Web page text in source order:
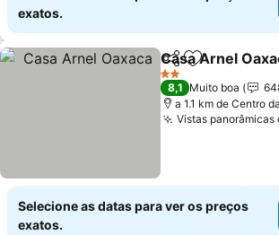
exatos.
PartilharAdicionar
Casa Arnel
2 Estrelas
8,1 Muito boa
a 1.1 km de Centro
Vistas panorâmicas
Selecione as datas para ver os preços
exatos.